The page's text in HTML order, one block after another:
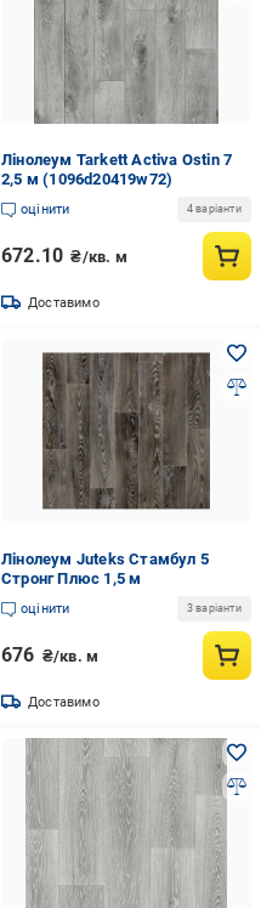
Лінолеум Tarkett Activa Ostin 7
2,5 м (1096d20419w72)
оцінити 4 варіанти
672.10 ₴/кв. м
Доставимо
Лінолеум Juteks Стамбул 5
Стронг Плюс 1,5 м
оцінити 3 варіанти
676 ₴/кв. м
Доставимо